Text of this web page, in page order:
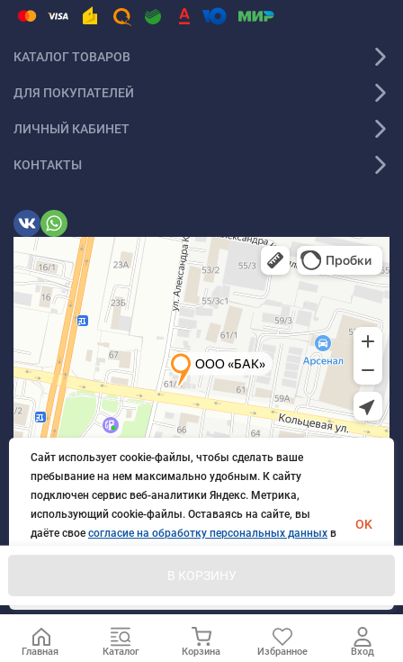
В КОРЗИНУ
КАТАЛОГ ТОВАРОВ
ДЛЯ ПОКУПАТЕЛЕЙ
ЛИЧНЫЙ КАБИНЕТ
КОНТАКТЫ
© 2026 БлагАвтоКомплект. Все права защищены
Главная Каталог Корзина Избранное Вход
Сайт использует cookie-файлы, чтобы сделать ваше
пребывание на нем максимально удобным. К cайту
подключен сервис веб-аналитики Яндекс. Метрика,
использующий cookie-файлы. Оставаясь на сайте, вы
даёте свое согласие на обработку персональных данных в
порядке, указанном вПолитике обработки персональных
OK